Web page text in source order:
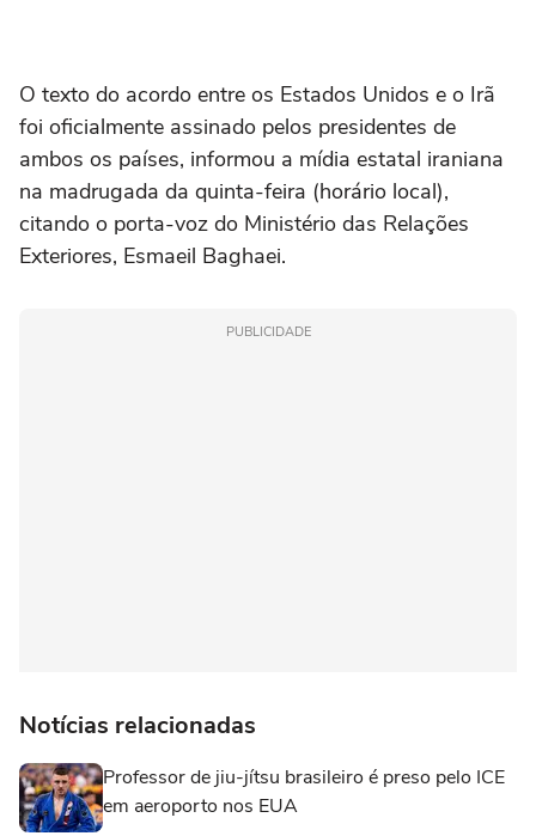
‌O texto do acordo entre os ⁠Estados ‌Unidos e ‌o Irã
‌foi ⁠oficialmente assinado pelos presidentes de
‌ambos os ‌países, ⁠informou ⁠a ⁠mídia ‌estatal iraniana
‌na madrugada da ⁠quinta-feira (horário local),
citando ‌o porta-voz do Ministério ⁠das Relações
Exteriores, Esmaeil Baghaei.
PUBLICIDADE
Notícias relacionadas
Professor de jiu-jítsu brasileiro é preso pelo ICE
em aeroporto nos EUA